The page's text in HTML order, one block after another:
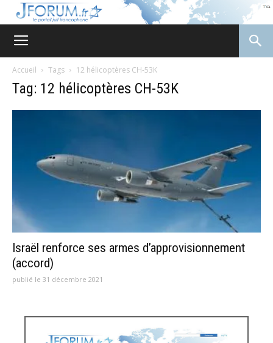
Accueil Tags 12 hélicoptères CH-53K
Tag: 12 hélicoptères CH-53K
Israël renforce ses armes d’approvisionnement
(accord)
publié le 31 décembre 2021